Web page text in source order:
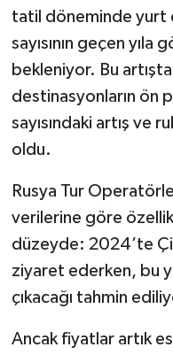
tatil döneminde yurt
sayısının geçen yıla
bekleniyor. Bu
destinasyonların ön
sayısındaki artış ve
oldu.
Rusya Tur
verilerine göre
düzeyde: 2024’te
ziyaret ederken, bu
çıkacağı tahmin
Ancak fiyatlar artık